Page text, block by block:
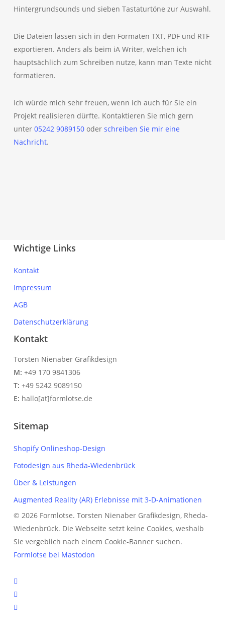
Hintergrundsounds und sieben Tastaturtöne zur Auswahl.
Die Dateien lassen sich in den Formaten TXT, PDF und RTF
exportieren. Anders als beim iA Writer, welchen ich
hauptsächlich zum Schreiben nutze, kann man Texte nicht
formatieren.
Ich würde mich sehr freuen, wenn ich auch für Sie ein
Projekt realisieren dürfte. Kontaktieren Sie mich gern
unter 05242 9089150oder schreiben Sie mir eine
Nachricht.
Wichtige Links
Kontakt
Impressum
AGB
Datenschutzerklärung
Kontakt
Torsten Nienaber Grafikdesign
M: +49 170 9841306
T: +49 5242 9089150
E: hallo[at]formlotse.de
Sitemap
Shopify Onlineshop-Design
Fotodesign aus Rheda-Wiedenbrück
Über & Leistungen
Augmented Reality (AR) Erlebnisse mit 3-D-Animationen
© 2026 Formlotse. Torsten Nienaber Grafikdesign, Rheda-
Wiedenbrück. Die Webseite setzt keine Cookies, weshalb
Sie vergeblich nach einem Cookie-Banner suchen.
Formlotse bei Mastodon
youtube
instagram
mastodon